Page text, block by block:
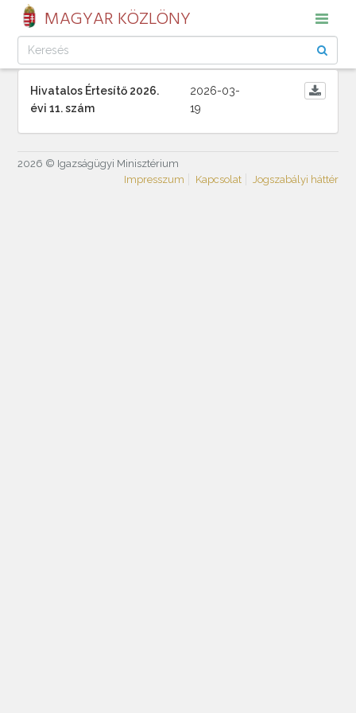
MAGYAR KÖZLÖNY
Hivatalos Értesítő 2026.
évi 11. szám
2026-03-
19
2026 © Igazságügyi Minisztérium
Impresszum
Kapcsolat Jogszabályi háttér